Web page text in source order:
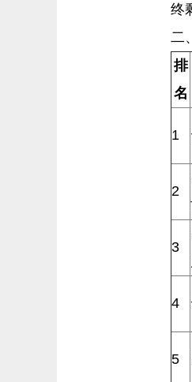
终
二
排
名
1
2
3
4
5